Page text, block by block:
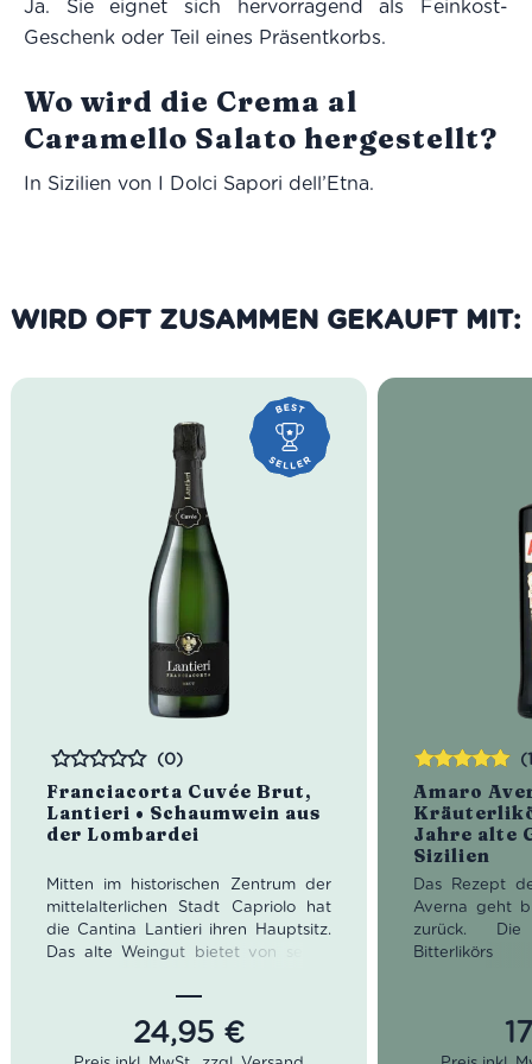
Ja. Sie eignet sich hervorragend als Feinkost-
Geschenk oder Teil eines Präsentkorbs.
Wo wird die Crema al
Caramello Salato hergestellt?
In Sizilien von I Dolci Sapori dell’Etna.
WIRD OFT ZUSAMMEN GEKAUFT MIT:
Franciacorta Cuvée Brut,
Lantieri • Schaumwein aus
der Lombardei
Bewertet
(0)
Mitten im historischen Zentrum der
mittelalterlichen Stadt Capriolo hat
die Cantina Lantieri ihren Hauptsitz.
Das alte Weingut bietet von seiner
malerischen Blick auf die Landschaft
der Franciacorta. Die uralten
Gewölbekeller aus dem 16.
24,95 €
Amaro
Jahre alte
Sizilien
Das Rezept
Averna geht
zurück.
Rezeptur
Bewertet
mit5.00von
5